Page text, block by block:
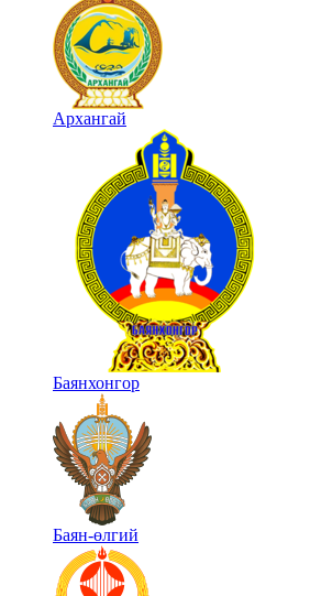
Архангай
Баянхонгор
Баян-өлгий